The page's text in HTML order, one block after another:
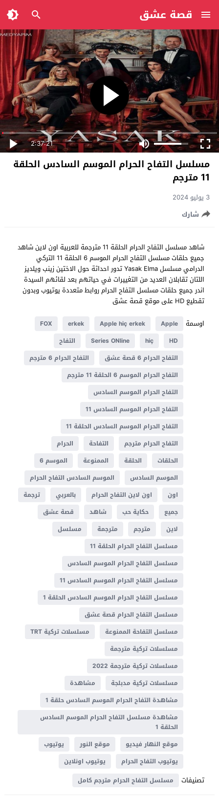
قصة عشق
2:37:21
مسلسل التفاح الحرام الموسم السادس الحلقة
11 مترجم
3 يوليو 2024
شارك
شاهد مسلسل التفاح الحرام الحلقة 11 مترجمة للعربية اون لاين شاهد
جميع حلقات مسلسل التفاح الحرام الموسم 6 الحلقة 11 التركي
الدرامي مسلسل Yasak Elma تدور احداثة حول الاختين زينب ويلديز
اللتان تقابلان العديد من التغييرات في حياتهم بعد لقائهم السيدة
اندر جميع حلقات مسلسل التفاح الحرام روابط متعددة يوتيوب وبدون
تقطيع HD على موقع قصة عشق
اوسمة
Apple
Apple hiç erkek
erkek
FOX
HD
hiç
Series ONline
التفاح
التفاح الحرام 6 قصة عشق
التفاح الحرام 6 مترجم
التفاح الحرام الموسم 6 الحلقة 11 مترجم
التفاح الحرام الموسم السادس
التفاح الحرام الموسم السادس 11
التفاح الحرام الموسم السادس الحلقة 11
التفاح الحرام مترجم
التفاحة
الحرام
الحلقات
الحلقة الممنوعة
الموسم 6
الموسم السادس
الموسم السادس التفاح الحرام
اون
اون لاين التفاح الحرام بالعربي
ترجمة
جميع
حكاية حب شاهد
قصة عشق
لاين
مترجم مترجمة
مسلسل
مسلسل التفاح الحرام الحلقة 11
مسلسل التفاح الحرام الموسم السادس
مسلسل التفاح الحرام الموسم السادس 11
مسلسل التفاح الحرام الموسم السادس الحلقة 1
مسلسل التفاح الحرام قصة عشق
مسلسل التفاحة الممنوعة
مسلسلات تركية TRT
مسلسلات تركية مترجمة
مسلسلات تركية مترجمة 2022
مسلسلات تركية مدبلجة
مشاهدة
مشاهدة التفاح الحرام الموسم السادس حلقة 1
مشاهدة مسلسل التفاح الحرام الموسم السادس
الحلقة 1
موقع النهار فيديو
موقع النور
يوتيوب
يوتيوب التفاح الحرام
يوتيوب اونلاين
تصنيفات مسلسل التفاح الحرام مترجم كامل